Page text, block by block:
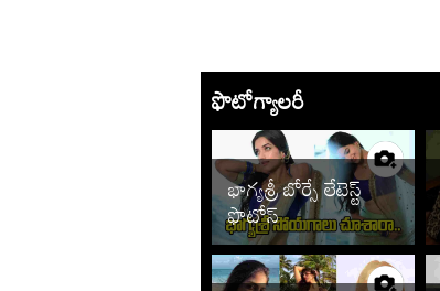
ఫొటోగ్యాలరీ
భాగ్యశ్రీ బోర్సే లేటెస్ట్
ఫొటోస్